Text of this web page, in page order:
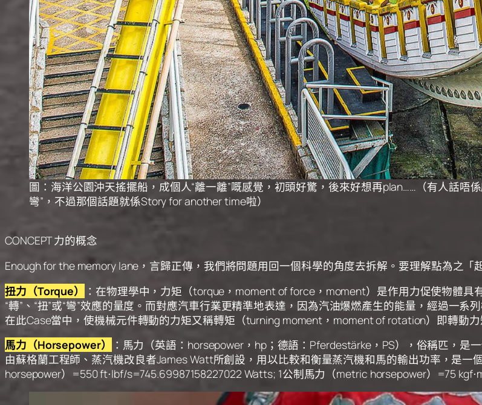
圖：海洋公園沖天搖擺船，成個人“離一離”嘅感覺，初頭好驚，後來好想再plan……（有人話唔
彎”，不過那個話題就係Story for another time啦）
CONCEPT 力的概念
Enough for the memory lane，言歸正傳，我們將問題用回一個科學的角度去拆解。要理解點為之「
扭力（Torque）
：在物理學中，力矩（torque，moment of force，moment）是作用力促使物體
“轉”、“扭”或“彎”效應的量度。而對應汽車行業更精準地表達，因為汽油爆燃產生的能量，經過一
在此Case當中，使機械元件轉動的力矩又稱轉矩（turning moment，moment of rotation）即轉動力
馬力（Horsepower）
：馬力（英語：horsepower，hp；德語：Pferdestärke，PS），俗稱匹，
由蘇格蘭工程師、蒸汽機改良者James Watt所創設，用以比較和衡量蒸汽機和馬的輸出功率，是一
horsepower）=550 ft⋅lbf/s=745.69987158227022 Watts; 1公制馬力（metric horsepower）=75